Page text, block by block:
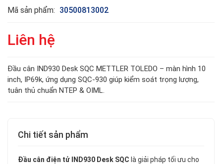
Mã sản phẩm: 30500813002
Liên hệ
Đầu cân IND930 Desk SQC METTLER TOLEDO – màn hình 10
inch, IP69k, ứng dụng SQC-930 giúp kiểm soát trọng lượng,
tuân thủ chuẩn NTEP & OIML.
Chi tiết sản phẩm
Đầu cân điện tử IND930 Desk SQC là giải pháp tối ưu cho